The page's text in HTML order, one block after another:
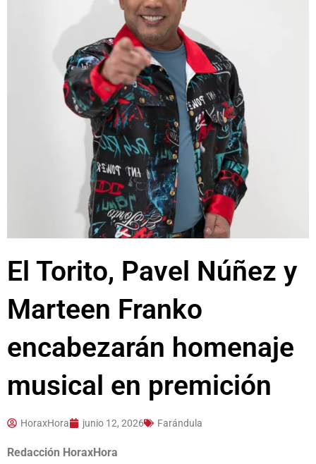
El Torito, Pavel Núñez y
Marteen Franko
encabezarán homenaje
musical en premición
HoraxHora junio 12, 2026 Farándula
Redacción HoraxHora